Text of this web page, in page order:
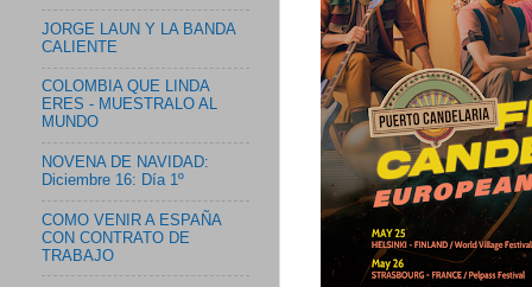
JORGE LAUN Y LA BANDA
CALIENTE
COLOMBIA QUE LINDA
ERES - MUESTRALO AL
MUNDO
NOVENA DE NAVIDAD:
Diciembre 16: Día 1º
COMO VENIR A ESPAÑA
CON CONTRATO DE
TRABAJO